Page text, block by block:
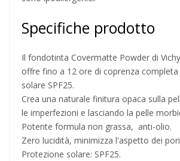
Specifiche prodotto
Il fondotinta Covermatte Powder di
offre fino a 12 ore di coprenza
solare SPF25.
Crea una naturale finitura opaca sulla
le imperfezioni e lasciando la pelle
Potente formula non grassa, anti-olio.
Zero lucidità, minimizza l'aspetto dei
Protezione solare: SPF25.